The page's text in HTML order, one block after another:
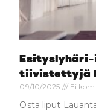
Esityslyhäri-
tiivistettyjä
09/10/2025 Ei
Osta liput